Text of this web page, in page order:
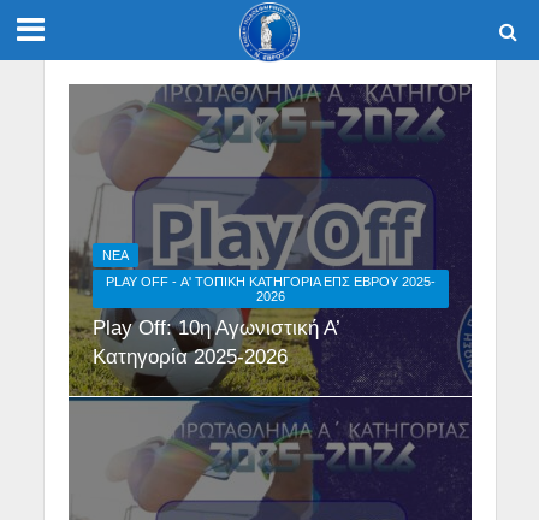
NEA
PLAY OFF - Α' ΤΟΠΙΚΉ ΚΑΤΗΓΟΡΊΑ ΕΠΣ ΕΒΡΟΥ 2025-
2026
Play Off: 10η Αγωνιστική Α’
Κατηγορία 2025-2026